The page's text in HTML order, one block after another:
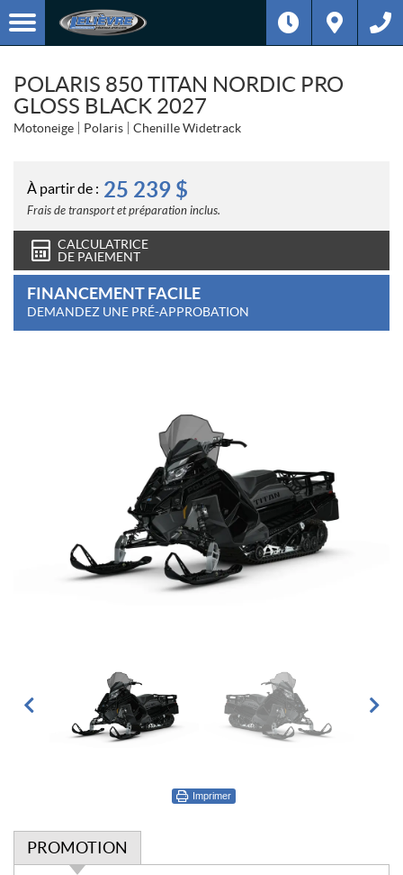
POLARIS 850 TITAN NORDIC PRO
GLOSS BLACK 2027
Motoneige Polaris Chenille Widetrack
À partir de : 25 239 $
Frais de transport et préparation inclus.
CALCULATRICE
DE PAIEMENT
FINANCEMENT FACILE
DEMANDEZ UNE PRÉ-APPROBATION
Imprimer
PROMOTION